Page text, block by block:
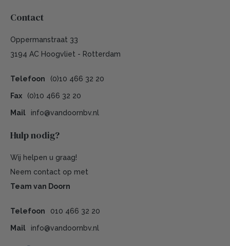
Contact
Oppermanstraat 33
3194 AC Hoogvliet - Rotterdam
Telefoon (0)10 466 32 20
Fax (0)10 466 32 20
Mail info@vandoornbv.nl
Hulp nodig?
Wij helpen u graag!
Neem contact op met
Team van Doorn
Telefoon 010 466 32 20
Mail info@vandoornbv.nl